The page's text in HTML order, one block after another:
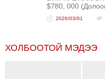
$780, 000
2026/03/01
ХОЛБООТОЙ МЭДЭЭ